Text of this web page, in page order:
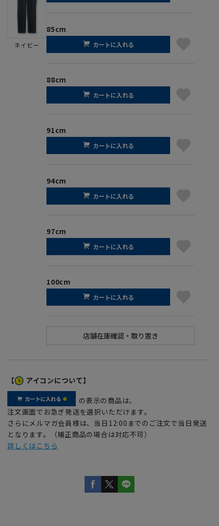
ネイビー
85cm
カートに入れる
88cm
カートに入れる
91cm
カートに入れる
94cm
カートに入れる
97cm
カートに入れる
100cm
カートに入れる
【 アイコンについて】
の表示の商品は、
注文画面でお急ぎ発送を選択いただけます。
さらにメルマガ会員様は、当日12:00までのご注文で当日発送
となります。（補正商品の場合は対応不可）
詳しくはこちら